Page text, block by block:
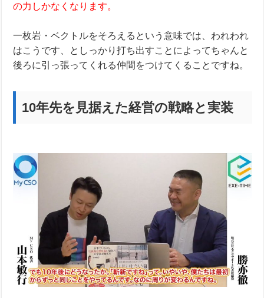
の力しかなくなります。
一枚岩・ベクトルをそろえるという意味では、われわれ
はこうです、としっかり打ち出すことによってちゃんと
後ろに引っ張ってくれる仲間をつけてくることですね。
10年先を見据えた経営の戦略と実装